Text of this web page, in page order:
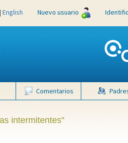
| English Nuevo usuario
Comentarios
intermitentes"